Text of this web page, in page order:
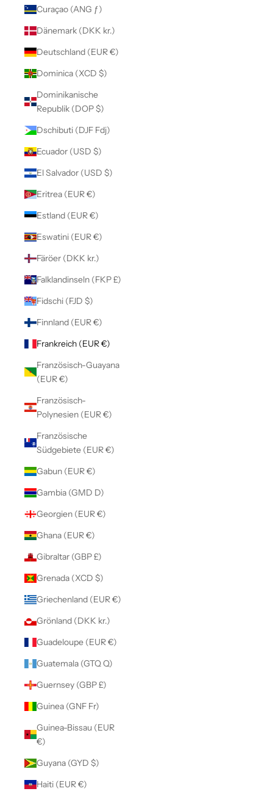
Curaçao (ANG ƒ)
Dänemark (DKK kr.)
Deutschland (EUR €)
Dominica (XCD $)
Dominikanische
Republik (DOP $)
Dschibuti (DJF Fdj)
Ecuador (USD $)
El Salvador (USD $)
Eritrea (EUR €)
Estland (EUR €)
Eswatini (EUR €)
Färöer (DKK kr.)
Falklandinseln (FKP £)
Fidschi (FJD $)
Finnland (EUR €)
Frankreich (EUR €)
Französisch-Guayana
(EUR €)
Französisch-
Polynesien (EUR €)
Französische
Südgebiete (EUR €)
Gabun (EUR €)
Gambia (GMD D)
Georgien (EUR €)
Ghana (EUR €)
Gibraltar (GBP £)
Grenada (XCD $)
Griechenland (EUR €)
Grönland (DKK kr.)
Guadeloupe (EUR €)
Guatemala (GTQ Q)
Guernsey (GBP £)
Guinea (GNF Fr)
Guinea-Bissau (EUR
€)
Guyana (GYD $)
Haiti (EUR €)